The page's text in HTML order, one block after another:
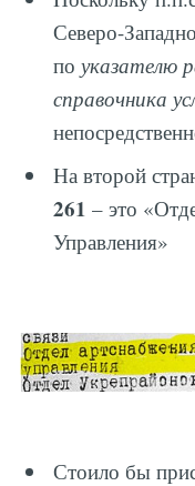
Северо-
поуказателю
справочника
На второй
261 – это
Управления»
Стоило бы